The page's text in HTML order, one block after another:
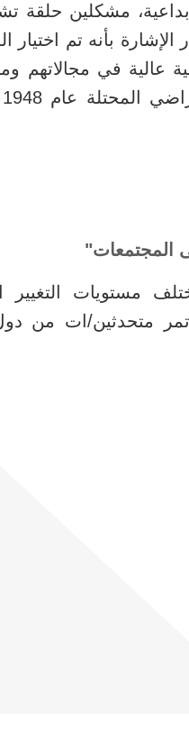
مشكلين حلقة
بأنه تم اختيار
عالية في مجالاتهم
المجتمعات"
مستويات التغيير
متحدثين/ات من